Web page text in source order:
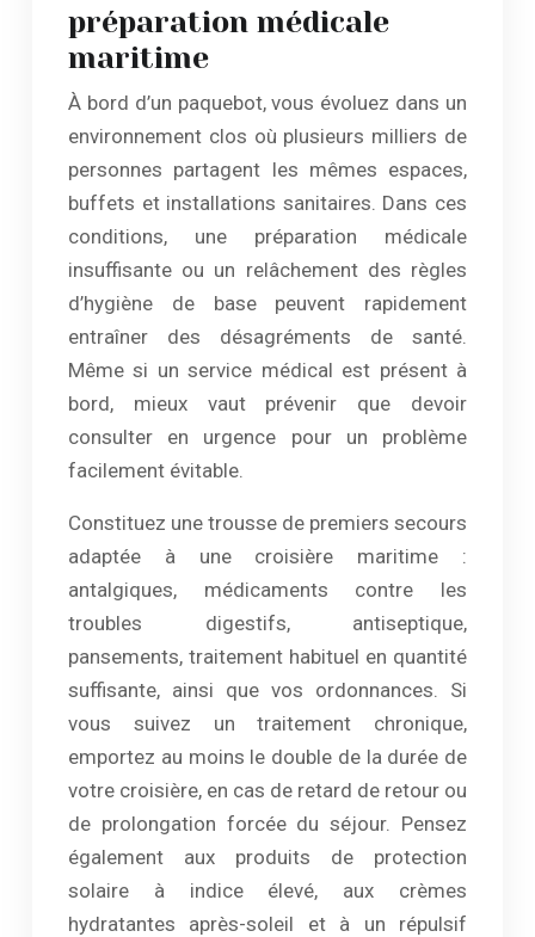
préparation médicale
maritime
À bord d’un paquebot, vous évoluez dans un
environnement clos où plusieurs milliers de
personnes partagent les mêmes espaces,
buffets et installations sanitaires. Dans ces
conditions, une préparation médicale
insuffisante ou un relâchement des règles
d’hygiène de base peuvent rapidement
entraîner des désagréments de santé.
Même si un service médical est présent à
bord, mieux vaut prévenir que devoir
consulter en urgence pour un problème
facilement évitable.
Constituez une trousse de premiers secours
adaptée à une croisière maritime :
antalgiques, médicaments contre les
troubles digestifs, antiseptique,
pansements, traitement habituel en quantité
suffisante, ainsi que vos ordonnances. Si
vous suivez un traitement chronique,
emportez au moins le double de la durée de
votre croisière, en cas de retard de retour ou
de prolongation forcée du séjour. Pensez
également aux produits de protection
solaire à indice élevé, aux crèmes
hydratantes après-soleil et à un répulsif